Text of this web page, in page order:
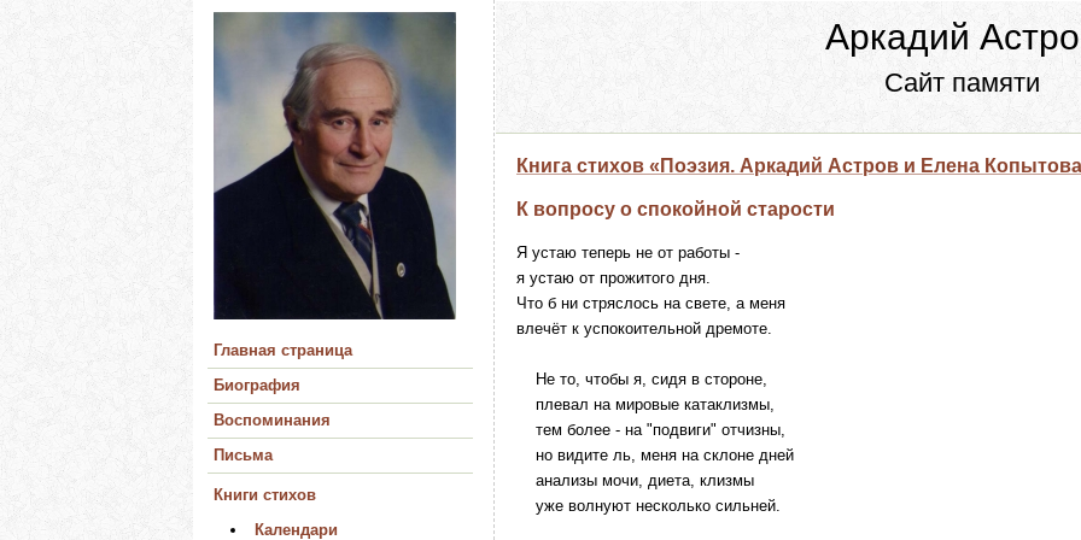
Главная страница
Биография
Воспоминания
Письма
Книги стихов
Календари
Аркадий
Сайт памяти
Книга стихов «Поэзия. Аркадий Астров и Елена
К вопросу о спокойной старости
Я устаю теперь не от работы -
я устаю от прожитого дня.
Что б ни стряслось на свете, а меня
влечёт к успокоительной дремоте.
Не то, чтобы я, сидя в стороне,
плевал на мировые катаклизмы,
тем более - на "подвиги" отчизны,
но видите ль, меня на склоне дней
анализы мочи, диета, клизмы
уже волнуют несколько сильней.